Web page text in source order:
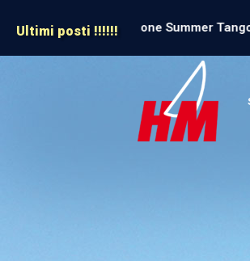
Ultimi posti !!!!!!
21/03 Presentazione Summer Tango